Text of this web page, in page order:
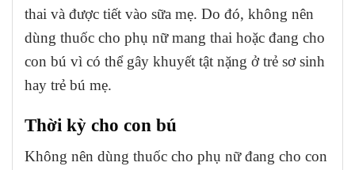
thai và được tiết vào sữa mẹ. Do đó, không nên
dùng thuốc cho phụ nữ mang thai hoặc đang cho
con bú vì có thể gây khuyết tật nặng ở trẻ sơ sinh
hay trẻ bú mẹ.
Thời kỳ cho con bú
Không nên dùng thuốc cho phụ nữ đang cho con